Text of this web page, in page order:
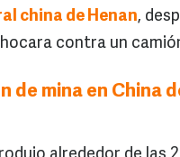
china de Henan,
contra un
de mina en China